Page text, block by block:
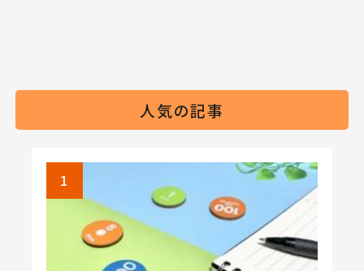
人気の記事